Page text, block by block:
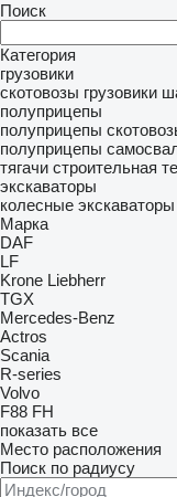
Поиск
Категория
грузовики
скотовозы грузовики
полуприцепы
полуприцепы
полуприцепы
тягачи строительная
экскаваторы
колесные экскаваторы
Марка
DAF
LF
Krone Liebherr
TGX
Mercedes-Benz
Actros
Scania
R-series
Volvo
F88 FH
показать все
Место расположения
Поиск по радиусу